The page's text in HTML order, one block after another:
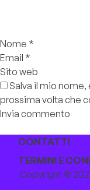
Nome *
Email *
Sito web
Salva il mio
prossima volta che
CONTATTI
TERMINI E
Copyright ©